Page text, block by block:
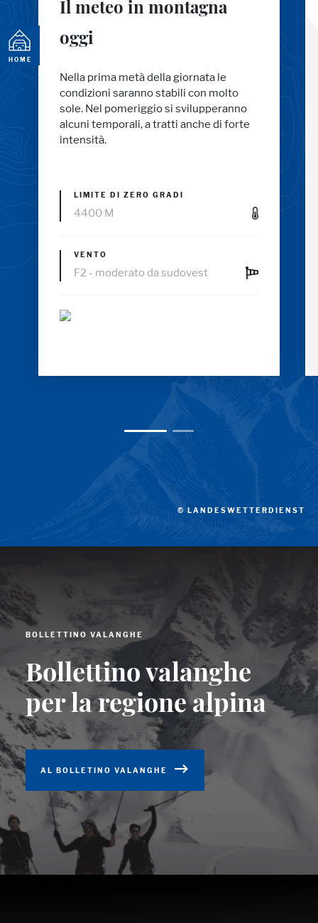
HOME
Il meteo in montagna
oggi
Nella prima metà della giornata le
condizioni saranno stabili con molto
sole. Nel pomeriggio si svilupperanno
alcuni temporali, a tratti anche di forte
intensità.
LIMITE DI ZERO GRADI
4400 M
VENTO
F2 - moderato da sudovest
© LANDESWETTERDIENST
BOLLETTINO VALANGHE
Bollettino valanghe
per la regione alpina
AL BOLLETINO VALANGHE